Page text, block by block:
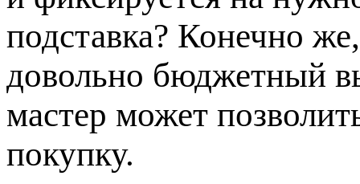
подставка? Конечно
довольно бюджетный
мастер может
покупку.